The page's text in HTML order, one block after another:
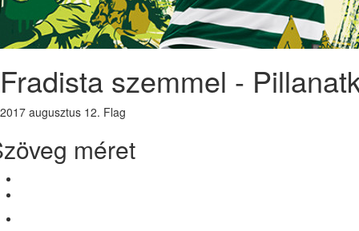
Fradista szemmel -
2017 augusztus 12. Flag
méret